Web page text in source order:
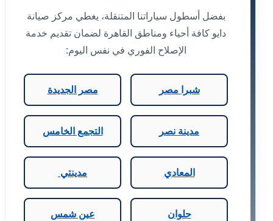
بفضل أسطول سياراتنا المتنقلة، يغطي مركز صيانة
دايو كافة أحياء ومناطق القاهرة لضمان تقديم خدمة
الإصلاح الفوري في نفس اليوم:
شبرا مصر مصر الجديدة
مدينة نصر التجمع الخامس
المعادي مدينتي
حلوان عين شمس